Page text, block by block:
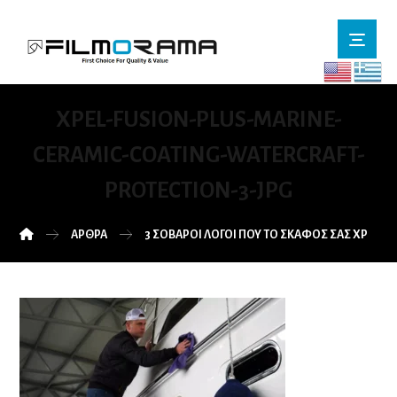
XPEL-FUSION-PLUS-MARINE-
CERAMIC-COATING-WATERCRAFT-
PROTECTION-3-JPG
ΆΡΘΡΑ 3 ΣΟΒΑΡΟΊ ΛΌΓΟΙ ΠΟΥ ΤΟ ΣΚΆΦΟΣ ΣΑΣ